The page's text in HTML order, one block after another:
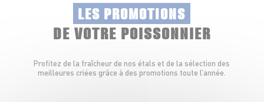
LES PROMOTIONS
DE VOTRE POISSONNIER
Profitez de la fraîcheur de nos étals et de la sélection des
meilleures criées grâce à des promotions toute l’année.